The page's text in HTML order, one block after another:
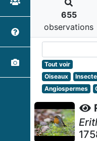
655
observations
Tout voir
Oiseaux
Angiospermes